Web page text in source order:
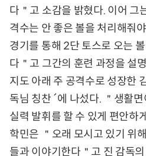
다＂고 소감을 밝혔다. 이어 그
격수는 안 좋은 볼을 처리해줘
경기를 통해 2단 토스로 오는
다＂고 그간의 훈련 과정을 설
지도 아래 주 공격수로 성장한
독님 칭찬´에 나섰다. ＂생활
실력 발휘를 할 수 있게 편안하
학민은 ＂오래 모시고 있기 위
들과 이야기한다＂고 진 감독